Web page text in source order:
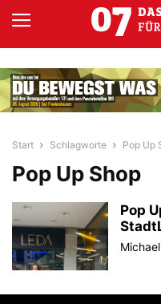
Start Schlagworte Pop Up
Pop Up Shop
Pop